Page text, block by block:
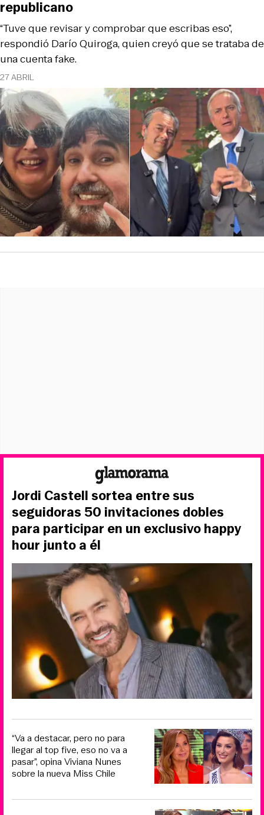
27 ABRIL
“Tuve que revisar y comprobar que escribas eso”,
respondió Darío Quiroga, quien creyó que se trataba de
una cuenta fake.
republicano
Jordi Castell sortea entre sus
seguidoras 50 invitaciones dobles
para participar en un exclusivo happy
hour junto a él
“Va a destacar, pero no para
llegar al top five, eso no va a
pasar”, opina Viviana Nunes
sobre la nueva Miss Chile